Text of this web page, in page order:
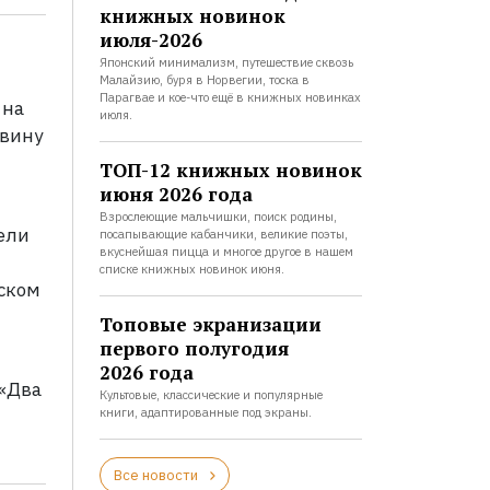
книжных новинок
июля-2026
Японский минимализм, путешествие сквозь
Малайзию, буря в Норвегии, тоска в
Парагвае и кое-что ещё в книжных новинках
июля.
ТОП-12 книжных новинок
июня 2026 года
Взрослеющие мальчишки, поиск родины,
посапывающие кабанчики, великие поэты,
вкуснейшая пицца и многое другое в нашем
списке книжных новинок июня.
Топовые экранизации
первого полугодия
2026 года
Культовые, классические и популярные
книги, адаптированные под экраны.
Все новости